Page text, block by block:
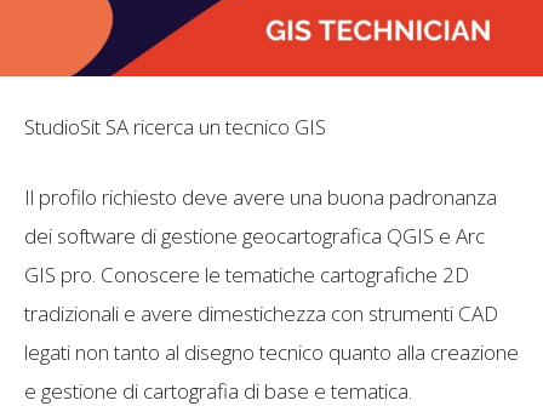
StudioSit SA ricerca un tecnico GIS
Il profilo richiesto deve avere una buona padronanza
dei software di gestione geocartografica QGIS e Arc
GIS pro. Conoscere le tematiche cartografiche 2D
tradizionali e avere dimestichezza con strumenti CAD
legati non tanto al disegno tecnico quanto alla creazione
e gestione di cartografia di base e tematica.